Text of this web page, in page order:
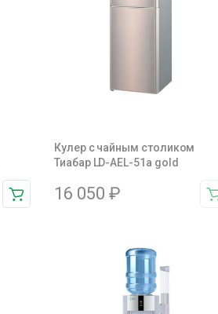
Кулер с чайным столиком
Тиабар LD-AEL-51а gold
16 050 ₽